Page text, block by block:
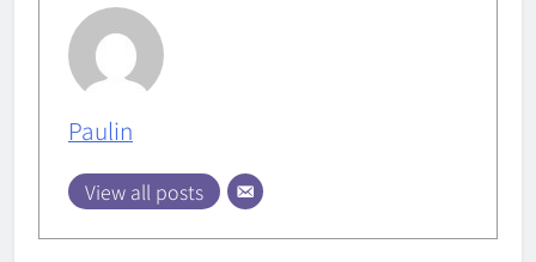
Paulin
View all posts